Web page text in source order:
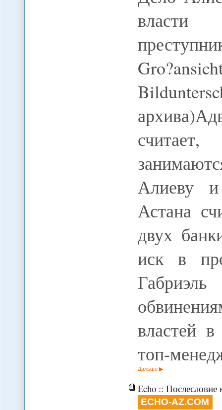
власти
Алиеву
Астана
двух
иск в
властей
топ-
Дальше
Echo ::
ECHO-AZ.COM